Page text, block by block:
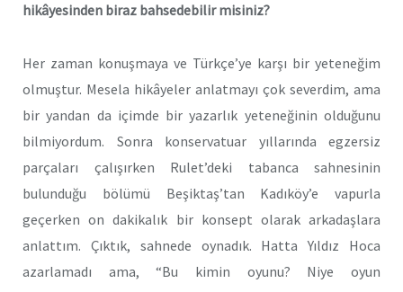
hikâyesinden biraz bahsedebilir misiniz?
Her zaman konuşmaya ve Türkçe’ye karşı bir yeteneğim
olmuştur. Mesela hikâyeler anlatmayı çok severdim, ama
bir yandan da içimde bir yazarlık yeteneğinin olduğunu
bilmiyordum. Sonra konservatuar yıllarında egzersiz
parçaları çalışırken Rulet’deki tabanca sahnesinin
bulunduğu bölümü Beşiktaş’tan Kadıköy’e vapurla
geçerken on dakikalık bir konsept olarak arkadaşlara
anlattım. Çıktık, sahnede oynadık. Hatta Yıldız Hoca
azarlamadı ama, “Bu kimin oyunu? Niye oyun